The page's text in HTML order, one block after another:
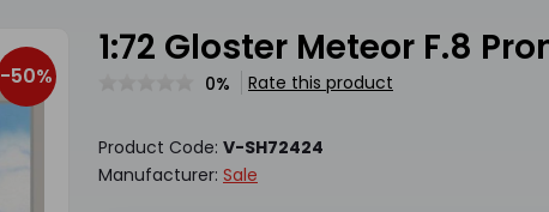
-50%
1:72 Gloster Meteor F.8
0% Rate this product
Product Code: V-SH72424
Manufacturer: Sale